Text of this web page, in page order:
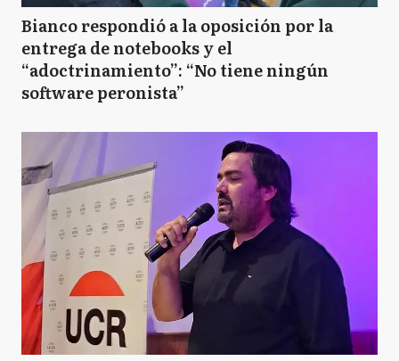
Bianco respondió a la oposición por la
entrega de notebooks y el
“adoctrinamiento”: “No tiene ningún
software peronista”